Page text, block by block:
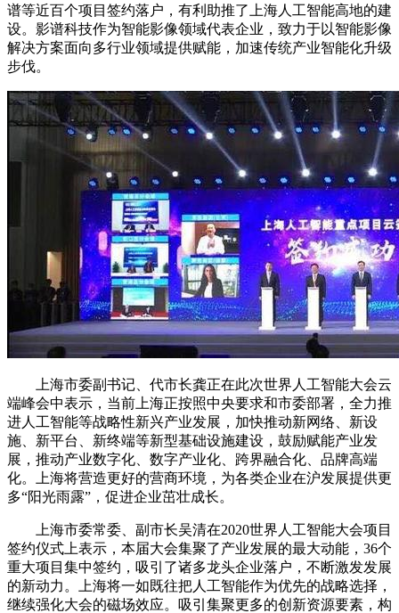
谱等近百个项目签约落户，有利助推了上海人工智能高地的建
设。影谱科技作为智能影像领域代表企业，致力于以智能影像
解决方案面向多行业领域提供赋能，加速传统产业智能化升级
步伐。
上海市委副书记、代市长龚正在此次世界人工智能大会云
端峰会中表示，当前上海正按照中央要求和市委部署，全力推
进人工智能等战略性新兴产业发展，加快推动新网络、新设
施、新平台、新终端等新型基础设施建设，鼓励赋能产业发
展，推动产业数字化、数字产业化、跨界融合化、品牌高端
化。上海将营造更好的营商环境，为各类企业在沪发展提供更
多“阳光雨露”，促进企业茁壮成长。
上海市委常委、副市长吴清在2020世界人工智能大会项目
签约仪式上表示，本届大会集聚了产业发展的最大动能，36个
重大项目集中签约，吸引了诸多龙头企业落户，不断激发发展
的新动力。上海将一如既往把人工智能作为优先的战略选择，
继续强化大会的磁场效应。吸引集聚更多的创新资源要素，构